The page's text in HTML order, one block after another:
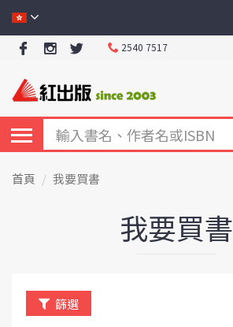
2540 7517
首頁 我要買書
我要買書
篩選